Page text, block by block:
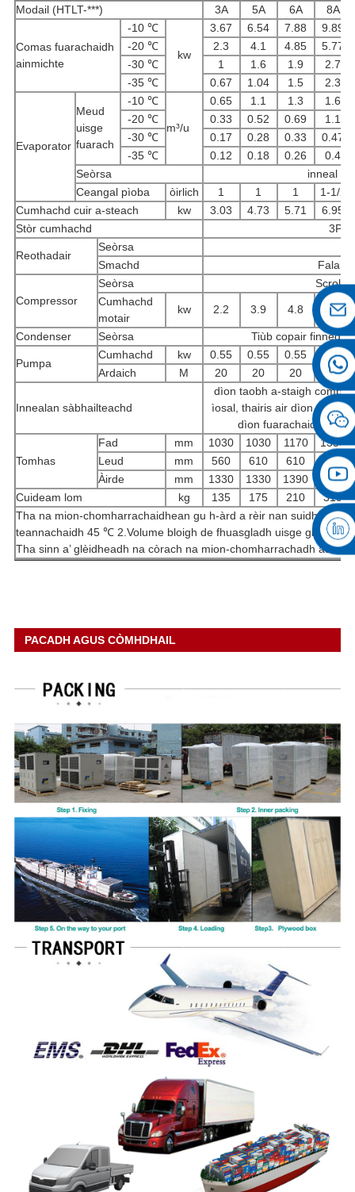
Modail (HTLT-***) 3A 5A 6A 8A
Comas fuarachaidh
ainmichte
-10 ℃
kw
3.67 6.54 7.88
9.89
-20 ℃
2.3 4.1 4.85
5.77
-30 ℃
1 1.6 1.9
2.7
-35 ℃
0.67 1.04 1.5 2.3
Evaporator
Meud
uisge
fuarach
-10 ℃
m³/u
0.65 1.1 1.3
1.6
-20 ℃
0.33 0.52 0.69
1.1
-30 ℃
0.17 0.28 0.33
0.47
-35 ℃
0.12 0.18 0.26
0.4
Seòrsa
inneal
Ceangal pìoba
òirlich 1 1 1
1-1/2
Cumhachd cuir a-steach
kw 3.03 4.73 5.71
6.95
Stòr cumhachd
3PH
Reothadair
Seòrsa
Smachd
Compressor
Seòrsa
Scroll
Cumhachd
motair
kw 2.2 3.9 4.8 5.9
Condenser Seòrsa Tiùb copair finned
Pumpa
Cumhachd kw 0.55 0.55 0.55
0.55
Ardaich
M 20 20 20 20
Innealan sàbhailteachd
dìon taobh a-staigh
ìosal, thairis air dìon
dìon fuarachaidh ìre
Tomhas
Fad mm 1030 1030 1170
1350
Leud
mm 560 610 610
680
Àirde
mm 1330 1330 1390
1520
Cuideam lom
kg 135 175 210
310
Tha na mion-chomharrachaidhean gu h-àrd a rèir nan
teannachaidh 45 ℃ 2.Volume bloigh de fhuasgladh uisge glycol
Tha sinn a’ glèidheadh ​​na còrach na mion-chomharrachadh
PACADH AGUS CÒMHDHAIL